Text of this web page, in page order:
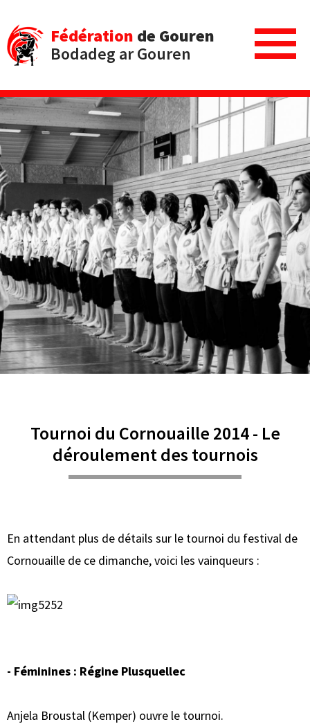
Fédération de Gouren
Bodadeg ar Gouren
Tournoi du Cornouaille 2014 - Le
déroulement des tournois
En attendant plus de détails sur le tournoi du festival de
Cornouaille de ce dimanche, voici les vainqueurs :
- Féminines : Régine Plusquellec
Anjela Broustal (Kemper) ouvre le tournoi.